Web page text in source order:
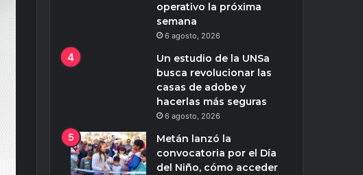
operativo la próxima
semana
6 agosto, 2026
Un estudio de la UNSa
busca revolucionar las
casas de adobe y
hacerlas más seguras
6 agosto, 2026
Metán lanzó la
convocatoria por el Día
del Niño, cómo acceder